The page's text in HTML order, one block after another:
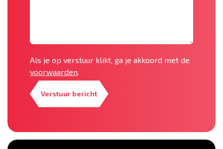
Als je op verstuur klikt, ga je akkoord met de
voorwaarden.
Verstuur bericht